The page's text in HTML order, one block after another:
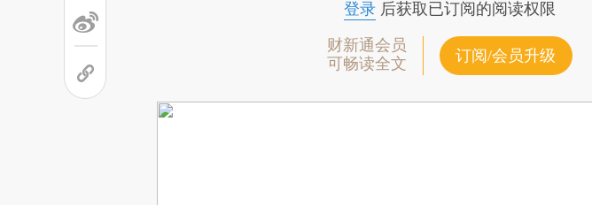
登录后获取已订阅的阅读权限
财新通会员
可畅读全文
订阅/会员升级